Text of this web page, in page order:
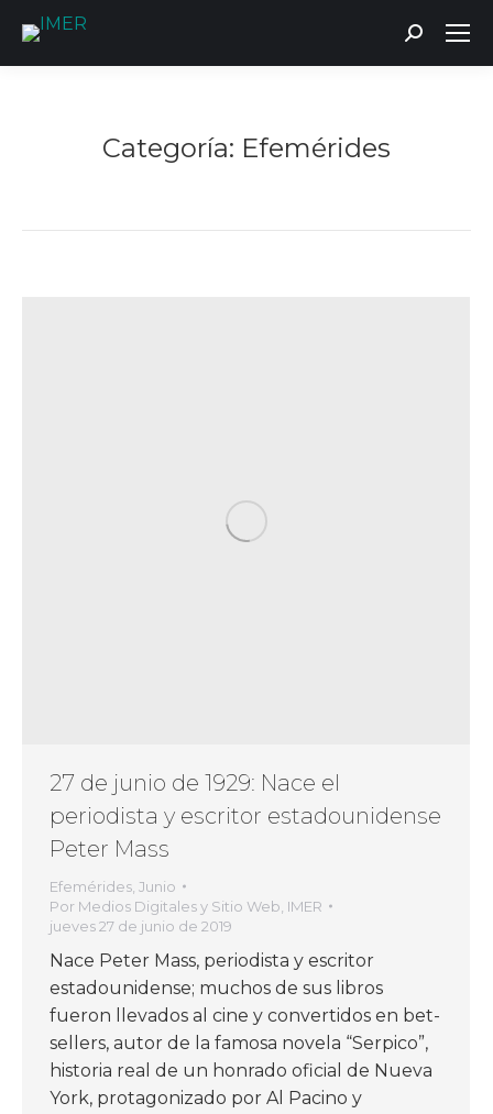
Buscar:
Categoría: Efemérides
27 de junio de 1929: Nace el
periodista y escritor estadounidense
Peter Mass
Efemérides Junio
Por Medios Digitales y Sitio Web, IMER
jueves 27 de junio de 2019
Nace Peter Mass, periodista y escritor
estadounidense; muchos de sus libros
fueron llevados al cine y convertidos en bet-
sellers, autor de la famosa novela “Serpico”,
historia real de un honrado oficial de Nueva
York, protagonizado por Al Pacino y